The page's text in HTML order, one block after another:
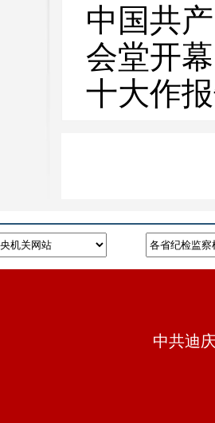
中国共
会堂开
十大作
中共迪